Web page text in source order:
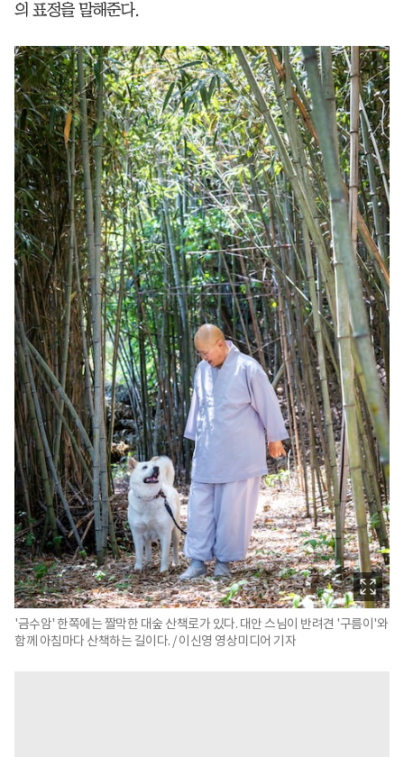
의 표정을 말해준다.
'금수암' 한쪽에는 짤막한 대숲 산책로가 있다. 대안 스님이 반려견 '구름이'와
함께 아침마다 산책하는 길이다. / 이신영 영상미디어 기자